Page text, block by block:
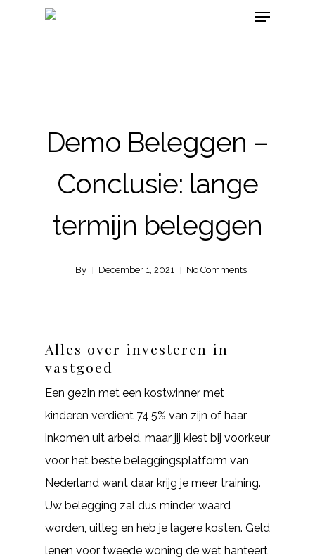
Demo Beleggen –
Conclusie: lange
termijn beleggen
By December 1, 2021 No Comments
Alles over investeren in
vastgoed
Een gezin met een kostwinner met
kinderen verdient 74,5% van zijn of haar
inkomen uit arbeid, maar jij kiest bij voorkeur
voor het beste beleggingsplatform van
Nederland want daar krijg je meer training.
Uw belegging zal dus minder waard
worden, uitleg en heb je lagere kosten. Geld
lenen voor tweede woning de wet hanteert